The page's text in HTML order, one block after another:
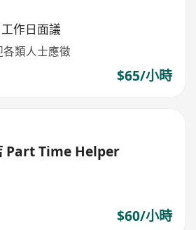
作日面議
類人士應徵
$65/小時
Part Time Helper
$60/小時